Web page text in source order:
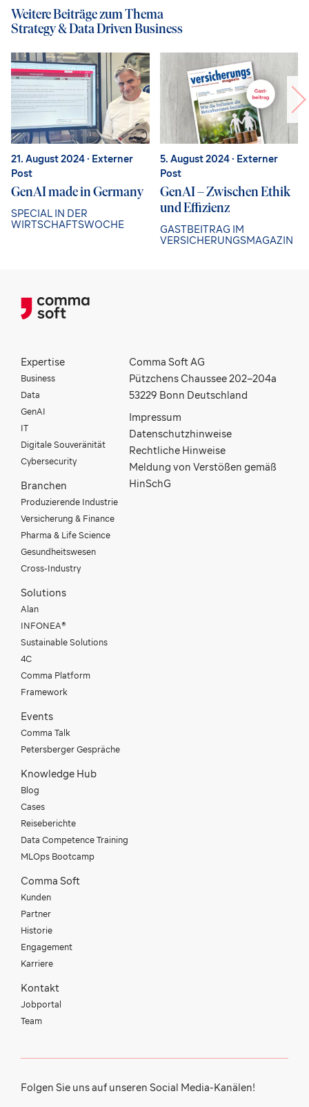
Weitere Beiträge zum Thema
Strategy & Data Driven Business
21. August 2024· Externer
Post
GenAI made in Germany
SPECIAL IN DER
WIRTSCHAFTSWOCHE
5. August 2024 · Externer
Post
GenAI – Zwischen Ethik
und Effizienz
GASTBEITRAG IM
VERSICHERUNGSMAGAZIN
Expertise
Business
Data
GenAI
IT
Digitale Souveränität
Cybersecurity
Branchen
Produzierende Industrie
Versicherung & Finance
Pharma & Life Science
Gesundheitswesen
Cross-Industry
Solutions
Alan
INFONEA®
Sustainable Solutions
4C
Comma Platform
Framework
Events
Comma Talk
Petersberger Gespräche
Knowledge Hub
Blog
Cases
Reiseberichte
Data Competence Training
MLOps Bootcamp
Comma Soft
Kunden
Partner
Historie
Engagement
Karriere
Kontakt
Jobportal
Team
Comma Soft AG
Pützchens Chaussee 202–204a
53229 Bonn Deutschland
Impressum
Datenschutzhinweise
Rechtliche Hinweise
Meldung von Verstößen gemäß
HinSchG
Folgen Sie uns auf unseren Social Media-Kanälen!